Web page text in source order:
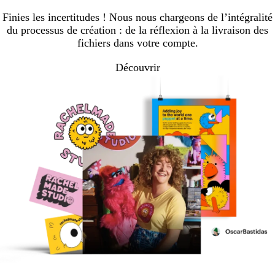
Finies les incertitudes ! Nous nous chargeons de l’intégralité
du processus de création : de la réflexion à la livraison des
fichiers dans votre compte.
Découvrir